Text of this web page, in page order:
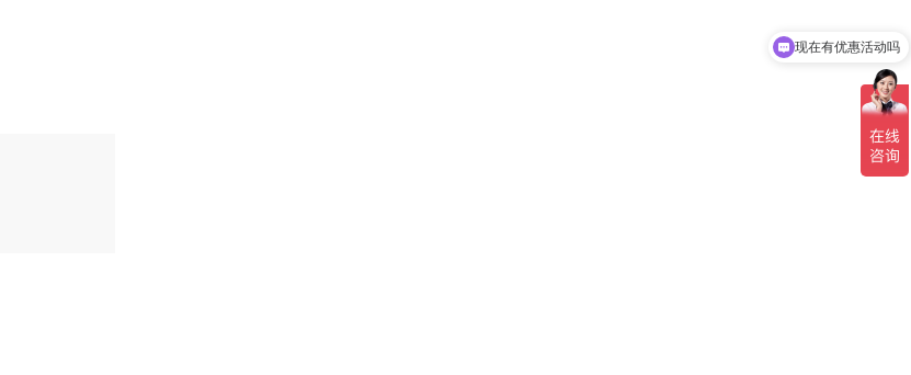
可以介绍下你们的产品么
现在有优惠活动吗